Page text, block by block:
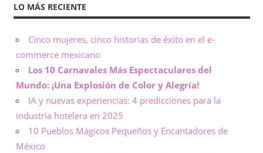
t
a
s
d
e
LO MÁS RECIENTE
Cinco mujeres, cinco historias de éxito en el e-
commerce mexicano
Los 10 Carnavales Más Espectaculares del
Mundo: ¡Una Explosión de Color y Alegría!
IA y nuevas experiencias: 4 predicciones para la
industria hotelera en 2025
10 Pueblos Mágicos Pequeños y Encantadores de
México